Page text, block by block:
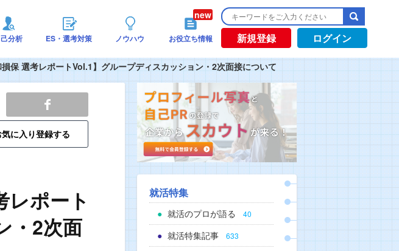
分析 ES・選考対策 ノウハウ お役立ち情報 新規登録 ログイン
損保 選考レポートVol.1】グループディスカッション・2次面接について
に入り登録する
レポート
・2次面
就活特集
就活のプロが語る 40
就活特集記事 633